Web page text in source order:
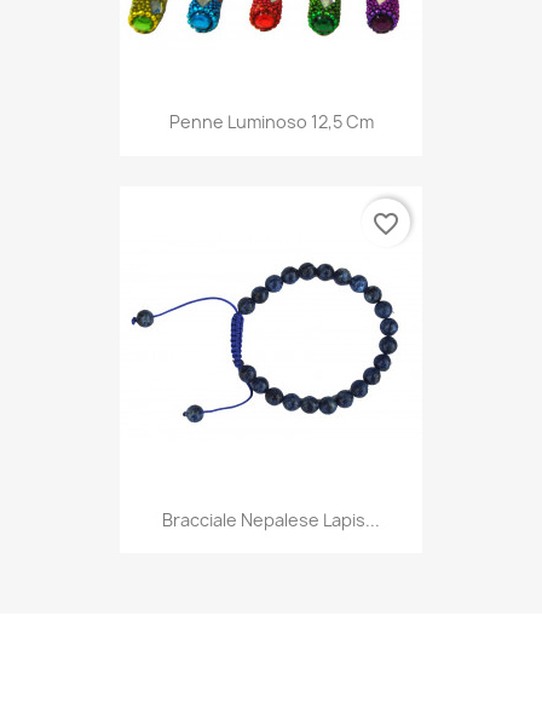
Penne Luminoso 12,5 Cm
Bracciale Nepalese Lapis...
favorite_border